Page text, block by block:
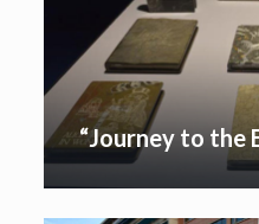
“Journey to the